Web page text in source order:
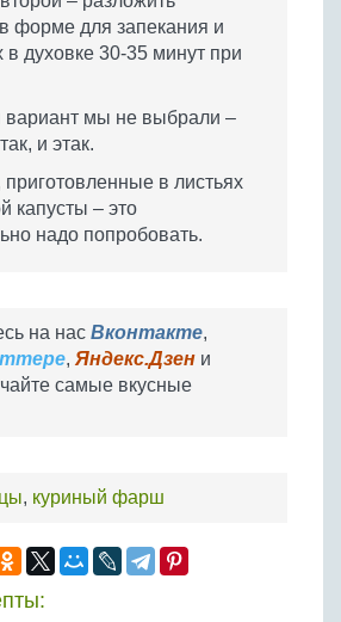
форме для запекания и
в духовке 30-35 минут при
вариант мы не выбрали –
и этак.
приготовленные в листьях
капусты – это
надо попробовать.
на нас Вконтакте,
, Яндекс.Дзен и
самые вкусные
, куриный фарш